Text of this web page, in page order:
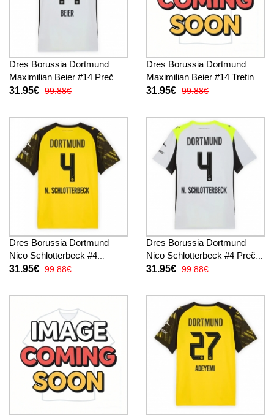
Dres Borussia Dortmund
Maximilian Beier #14 Preč
2025-26 Krátky Rukáv
31.95€ 99.88€
Dres Borussia Dortmund
Maximilian Beier #14 Tretina
2025-26 Krátky Rukáv
31.95€ 99.88€
Dres Borussia Dortmund
Nico Schlotterbeck #4
Domáci 2025-26 Krátky
31.95€ 99.88€
Dres Borussia Dortmund
Nico Schlotterbeck #4 Preč
2025-26 Krátky Rukáv
31.95€ 99.88€